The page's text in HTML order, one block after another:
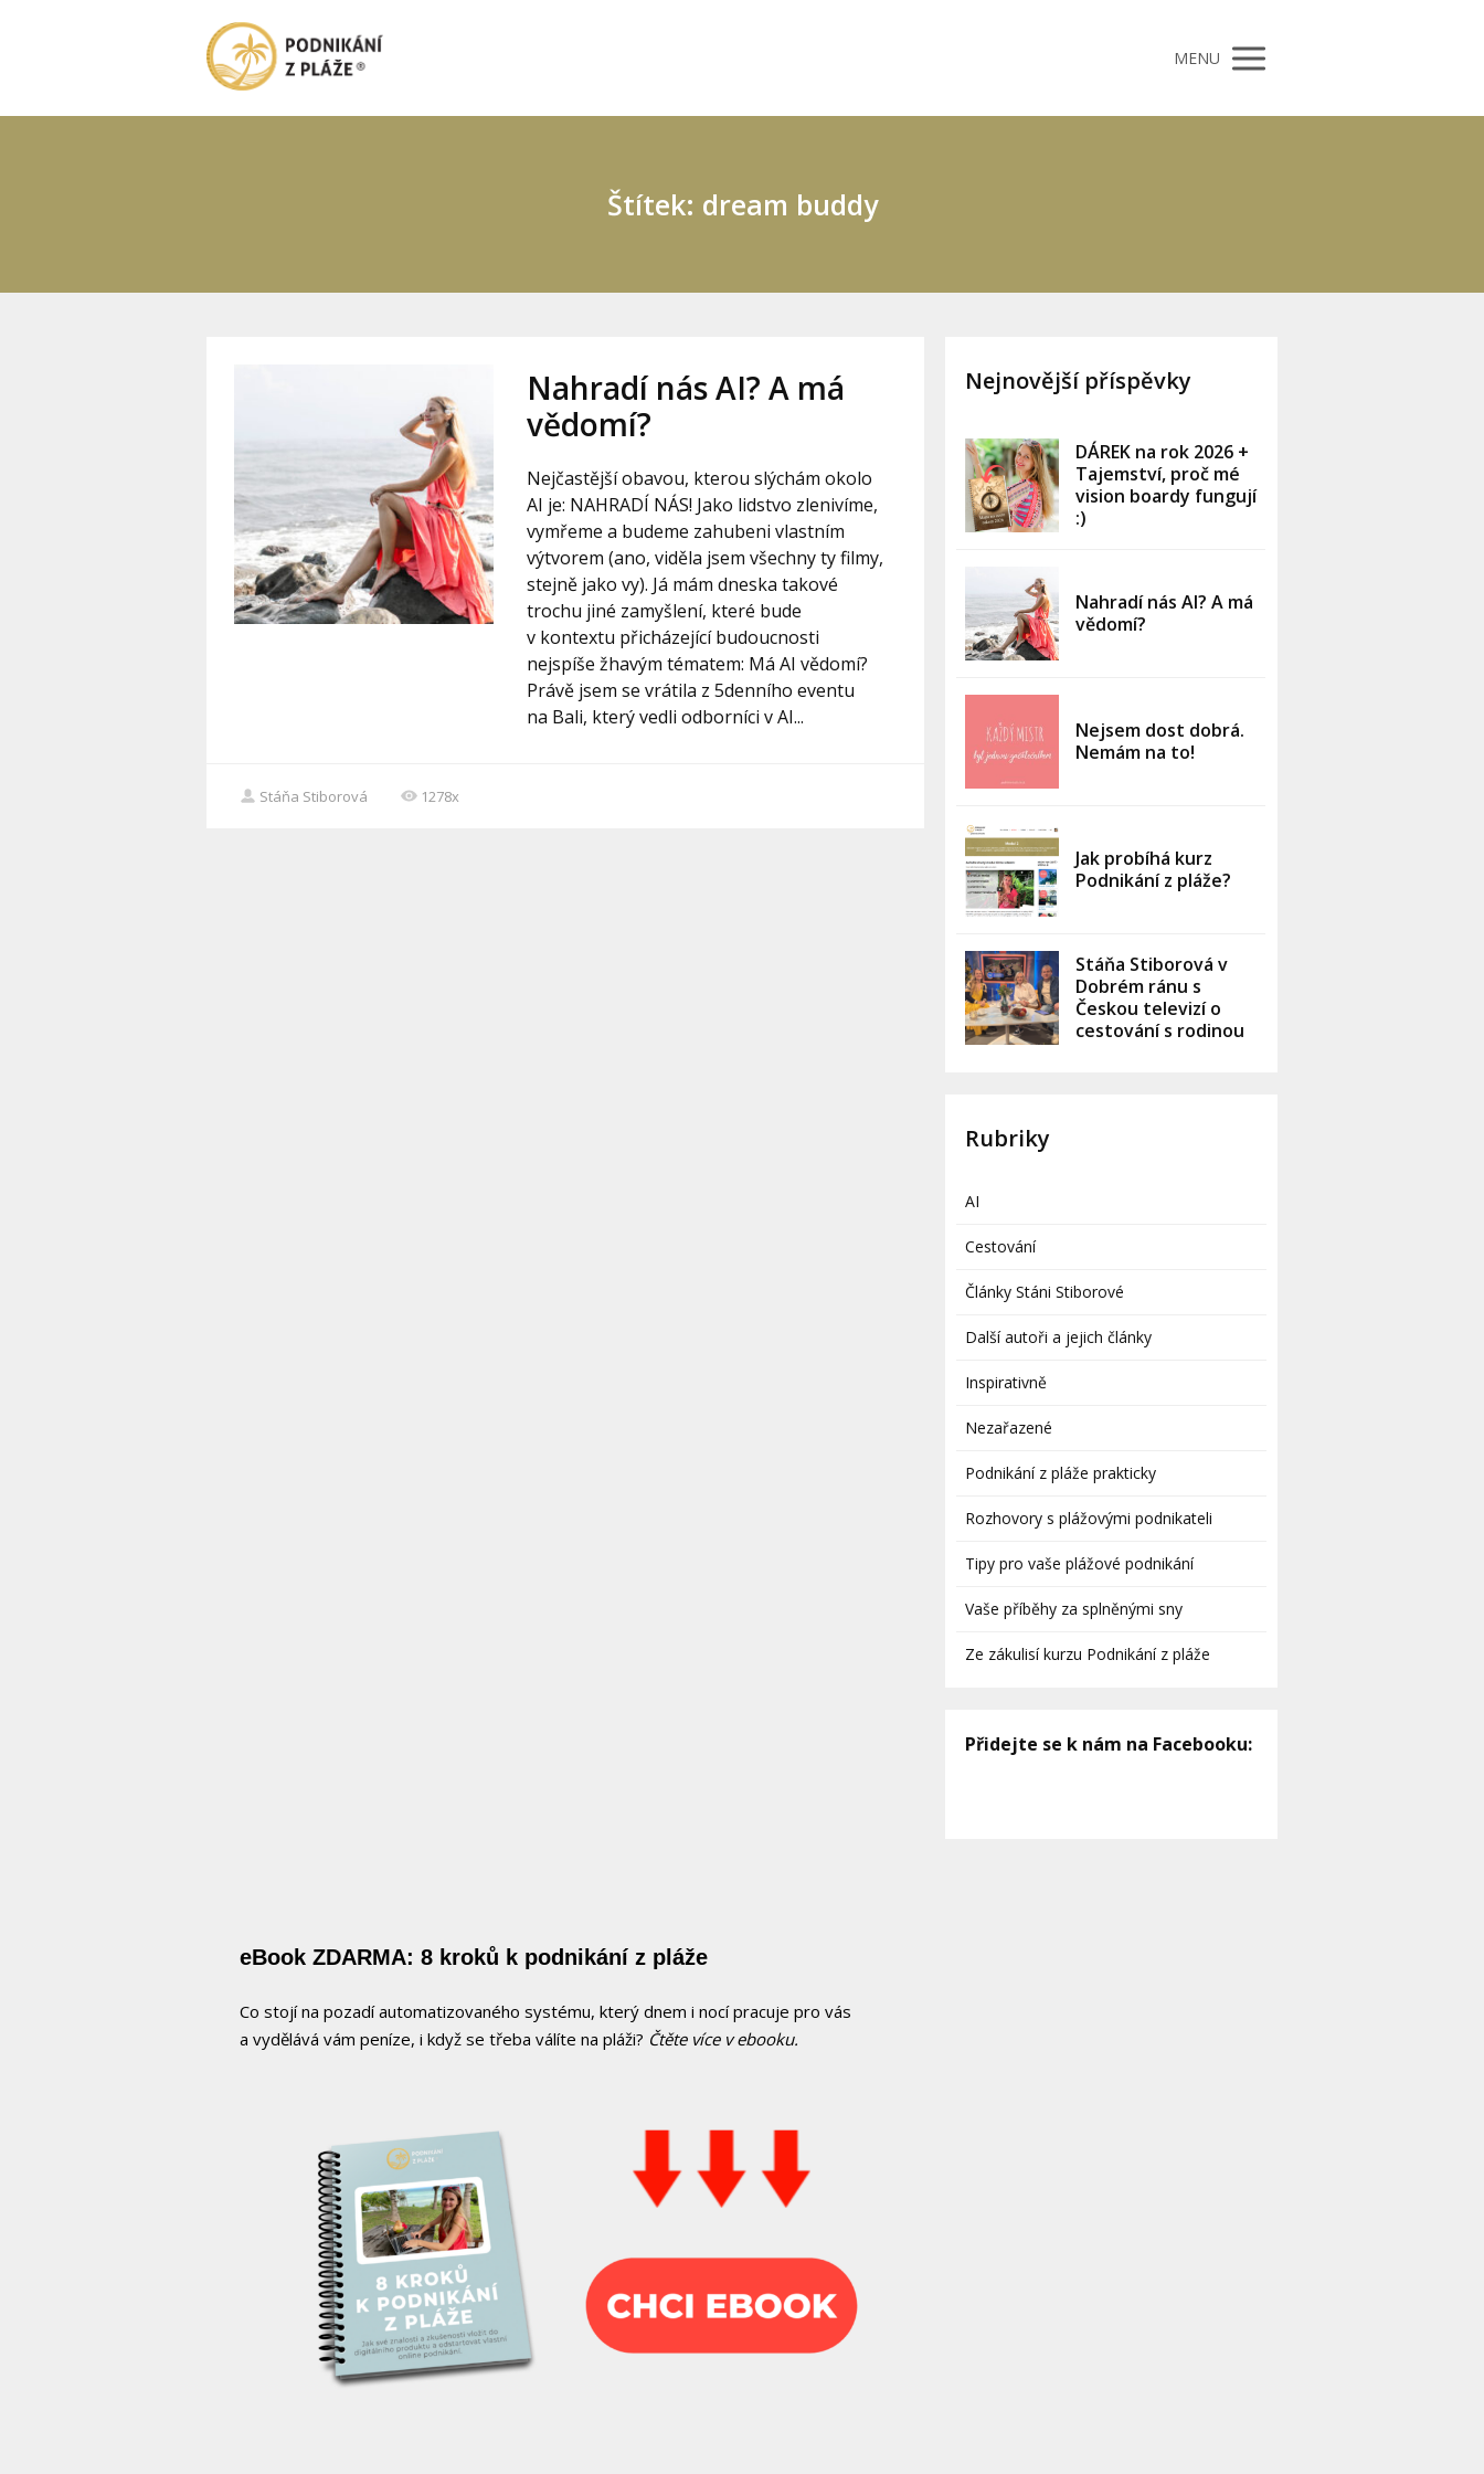
MENU
Štítek: dream buddy
Nahradí nás AI? A má
vědomí?
Nejčastější obavou, kterou slýchám okolo
AI je: NAHRADÍ NÁS! Jako lidstvo zlenivíme,
vymřeme a budeme zahubeni vlastním
výtvorem (ano, viděla jsem všechny ty filmy,
stejně jako vy). Já mám dneska takové
trochu jiné zamyšlení, které bude
v kontextu přicházející budoucnosti
nejspíše žhavým tématem: Má AI vědomí?
Právě jsem se vrátila z 5denního eventu
na Bali, který vedli odborníci v AI...
Stáňa Stiborová 1278x
Nejnovější příspěvky
DÁREK na rok 2026 +
Tajemství, proč mé
vision boardy fungují
:)
Nahradí nás AI? A má
vědomí?
Nejsem dost dobrá.
Nemám na to!
Jak probíhá kurz
Podnikání z pláže?
Stáňa Stiborová v
Dobrém ránu s
Českou televizí o
cestování s rodinou
Rubriky
AI
Cestování
Články Stáni Stiborové
Další autoři a jejich články
Inspirativně
Nezařazené
Podnikání z pláže prakticky
Rozhovory s plážovými podnikateli
Tipy pro vaše plážové podnikání
Vaše příběhy za splněnými sny
Ze zákulisí kurzu Podnikání z pláže
Přidejte se k nám na Facebooku:
eBook ZDARMA: 8 kroků k podnikání z pláže
Co stojí na pozadí automatizovaného systému, který dnem i nocí pracuje pro vás
a vydělává vám peníze, i když se třeba válíte na pláži? Čtěte více v ebooku.